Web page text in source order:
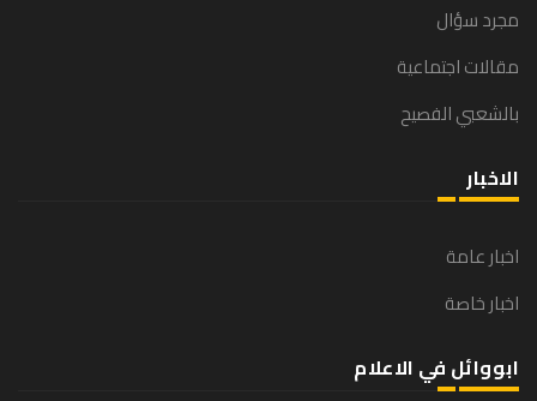
مجرد سؤال
مقالات اجتماعية
بالشعبي الفصيح
الاخبار
اخبار عامة
اخبار خاصة
ابووائل في الاعلام